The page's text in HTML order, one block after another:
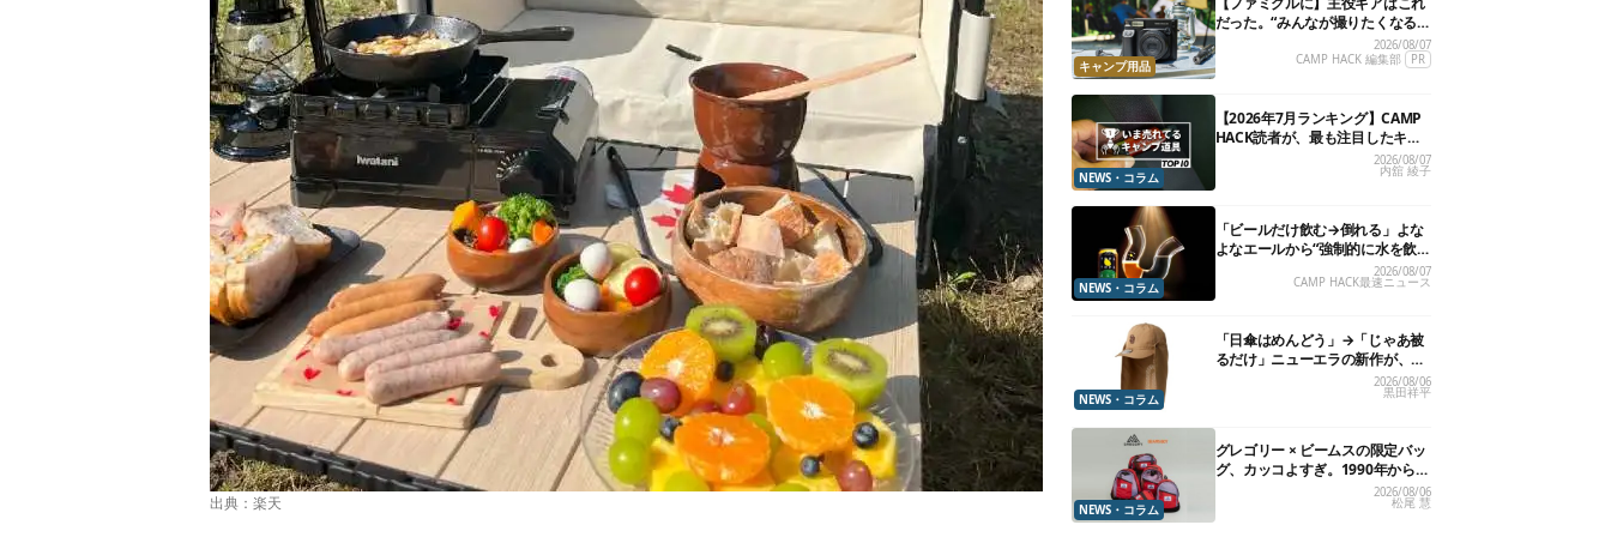
出典： 楽天
キャンプ用品
だった。“みんなが撮りたくなる
カメラ”が楽しすぎる！
2026/08/07
CAMP HACK 編集部
PR
NEWS・コラム
【2026年7月ランキング】CAMP
HACK読者が、最も注目したキャ
2026/08/07
内舘 綾子
NEWS・コラム
「ビールだけ飲む→倒れる」よな
よなエールから“強制的に水を飲
2026/08/07
CAMP HACK最速ニュース
NEWS・コラム
「日傘はめんどう」→「じゃあ被
るだけ」ニューエラの新作が、真
2026/08/06
黒田祥平
NEWS・コラム
グレゴリー × ビームスの限定バッ
グ、カッコよすぎ。1990年から“3
年のみ使用”されていた、紫タグ
2026/08/06
松尾 慧